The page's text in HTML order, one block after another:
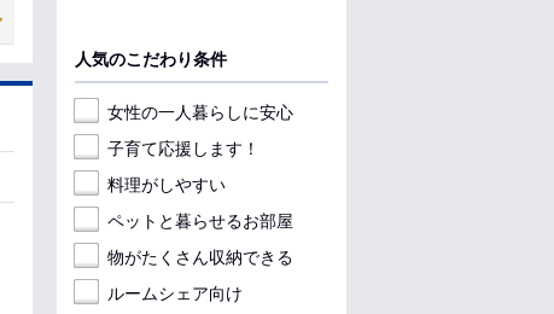
人気のこだわり条件
女性の一人暮らしに安心
子育て応援します！
料理がしやすい
ペットと暮らせるお部屋
物がたくさん収納できる
ルームシェア向け